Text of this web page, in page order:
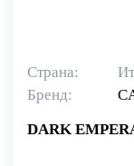
Страна:
Бренд:
DARK